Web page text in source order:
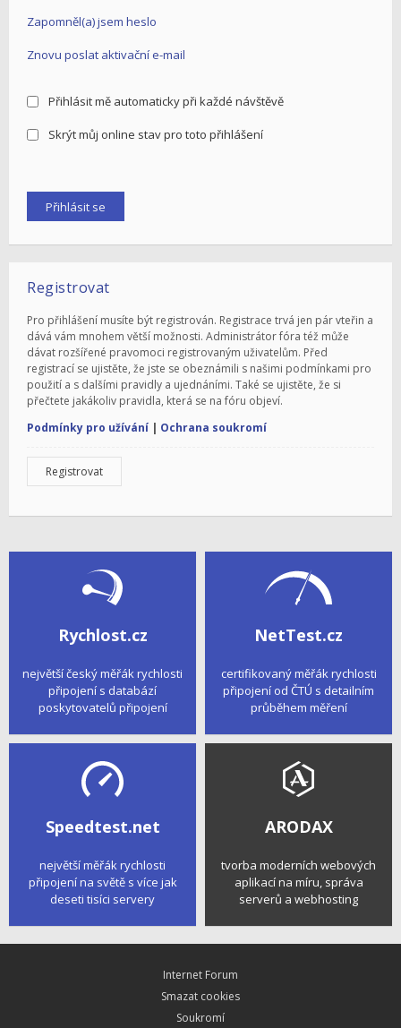
Zapomněl(a) jsem heslo
Znovu poslat aktivační e-mail
Přihlásit mě automaticky při každé návštěvě
Skrýt můj online stav pro toto přihlášení
Registrovat
Pro přihlášení musíte být registrován. Registrace trvá jen pár vteřin a
dává vám mnohem větší možnosti. Administrátor fóra též může
dávat rozšířené pravomoci registrovaným uživatelům. Před
registrací se ujistěte, že jste se obeznámili s našimi podmínkami pro
použití a s dalšími pravidly a ujednáními. Také se ujistěte, že si
přečtete jakákoliv pravidla, která se na fóru objeví.
Podmínky pro užívání | Ochrana soukromí
Registrovat
Rychlost.cz
největší český měřák rychlosti
připojení s databází
poskytovatelů připojení
NetTest.cz
certifikovaný měřák rychlosti
připojení od ČTÚ s detailním
průběhem měření
Speedtest.net
největší měřák rychlosti
připojení na světě s více jak
deseti tisíci servery
ARODAX
tvorba moderních webových
aplikací na míru, správa
serverů a webhosting
Internet Forum
Smazat cookies
Soukromí